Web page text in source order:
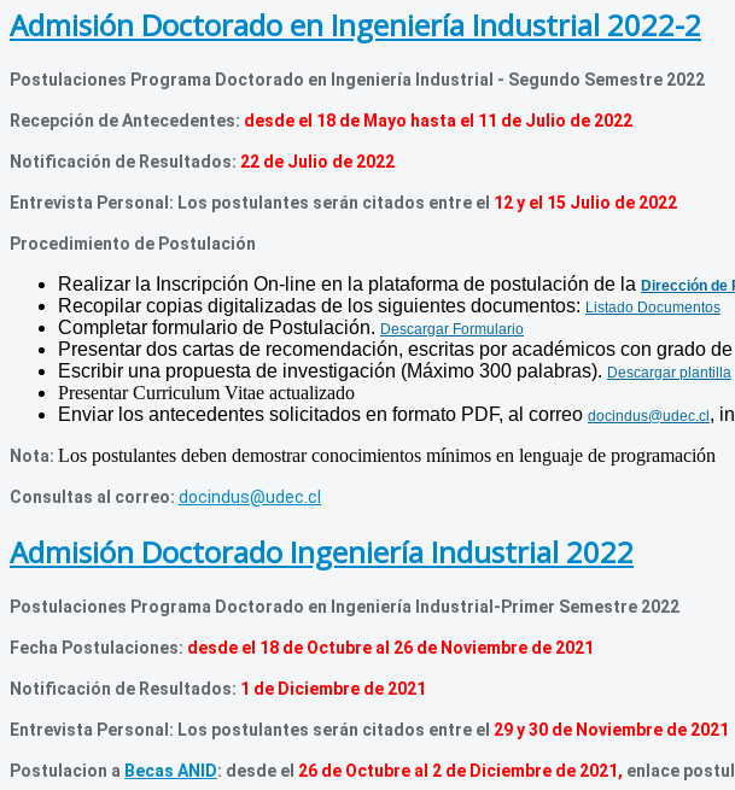
Admisión Doctorado en Ingeniería Industrial 2022-2
Postulaciones Programa Doctorado en Ingeniería Industrial - Segundo Semestre 2022
Recepción de Antecedentes: desde el 18 de Mayo hasta el 11 de Julio de 2022
Notificación de Resultados: 22 de Julio de 2022
Entrevista Personal: Los postulantes serán citados entre el 12 y el 15 Julio de 2022
Procedimiento de Postulación
Realizar la Inscripción On-line en la plataforma de postulación de la Dirección de
Recopilar copias digitalizadas de los siguientes documentos: Listado Documentos
Completar formulario de Postulación. Descargar Formulario
Presentar dos cartas de recomendación, escritas por académicos con grado de
Escribir una propuesta de investigación (Máximo 300 palabras). Descargar plantilla
Presentar Curriculum Vitae actualizado
Enviar los antecedentes solicitados en formato PDF, al correo docindus@udec.cl,
Nota: Los postulantes deben demostrar conocimientos mínimos en lenguaje de programación
Consultas al correo: docindus@udec.cl
Admisión Doctorado Ingeniería Industrial 2022
Postulaciones Programa Doctorado en Ingeniería Industrial-Primer Semestre 2022
Fecha Postulaciones: desde el 18 de Octubre al 26 de Noviembre de 2021
Notificación de Resultados: 1 de Diciembre de 2021
Entrevista Personal: Los postulantes serán citados entre el 29 y 30 de Noviembre de 2021
Postulacion a Becas ANID: desde el 26 de Octubre al 2 de Diciembre de 2021, enlace